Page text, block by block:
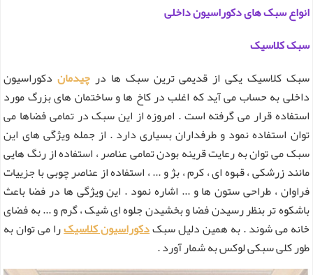
انواع سبک های دکوراسیون داخلی
سبک کلاسیک
سبک کلاسیک یکی از قدیمی ترین سبک ها در چیدماندکوراسیون
داخلی به حساب می آید که اغلب در کاخ ها و ساختمان های بزرگ مورد
استفاده قرار می گرفته است . امروزه از این سبک در تمامی فضاها می
توان استفاده نمود و طرفداران بسیاری دارد . از جمله ویژگی های این
سبک می توان به رعایت قرینه بودن تمامی عناصر ، استفاده از رنگ هایی
مانند زرشکی ، قهوه ای ، کرم ، بژ و ... ، استفاده از عناصر چوبی با جزییات
فراوان ، طراحی ستون ها و ... اشاره نمود . این ویژگی ها در فضا باعث
باشکوه تر بنظر رسیدن فضا و بخشیدن جلوه ای شیک ، گرم و ... به فضای
خانه می شوند . به همین دلیل سبکدکوراسیون کلاسیکرا می توان به
طور کلی سبکی لوکس به شمار آورد .